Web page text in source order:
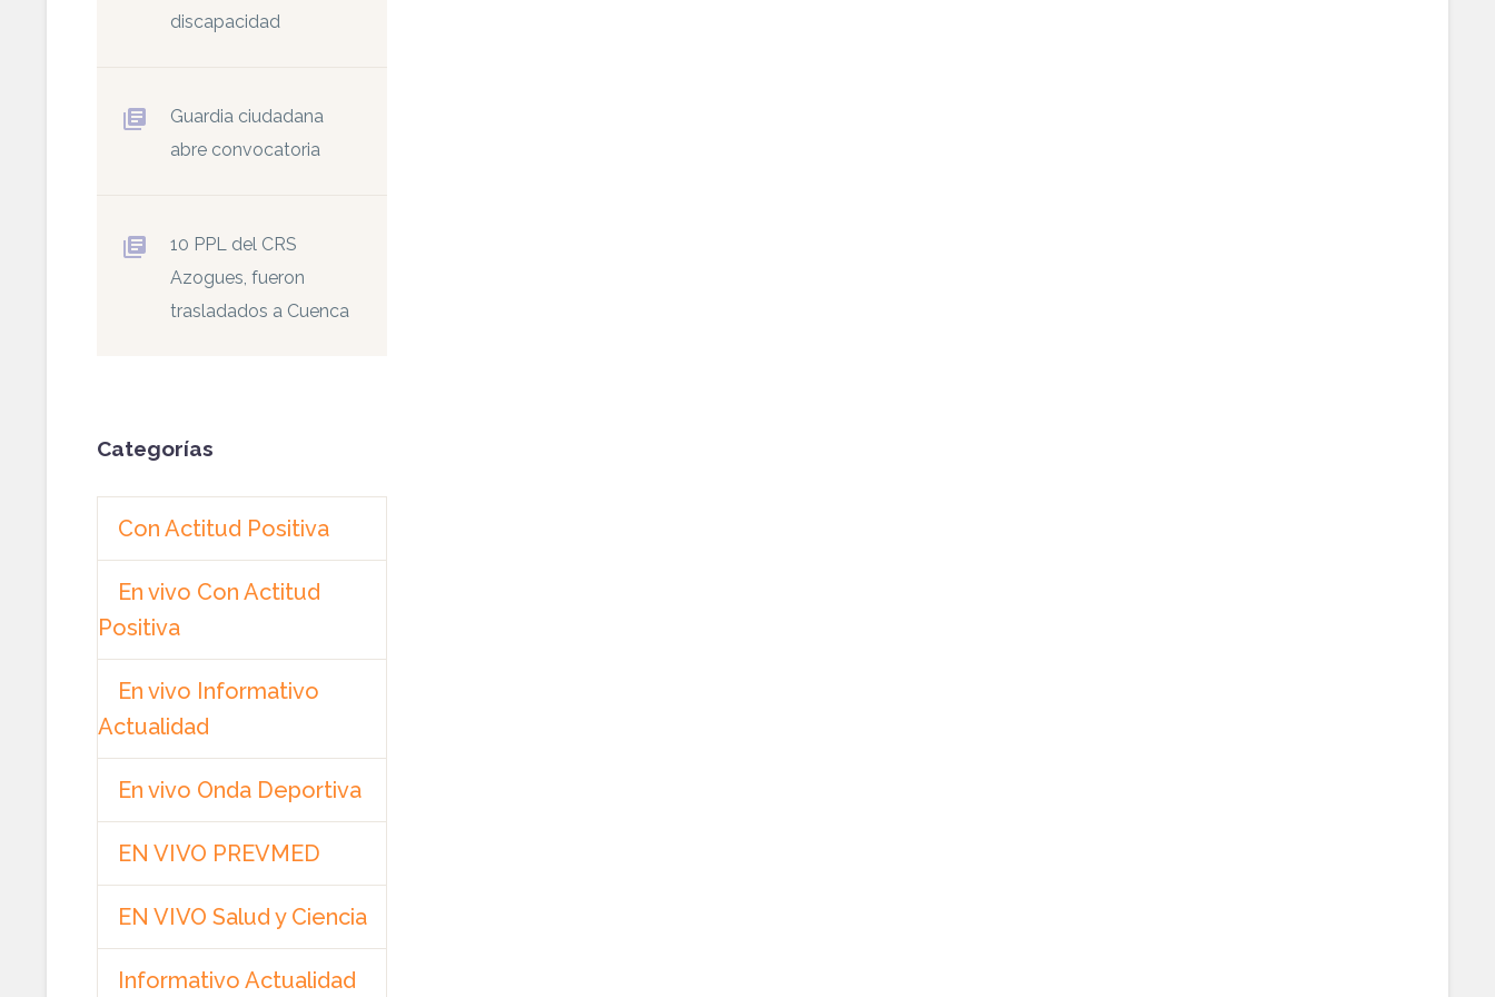
discapacidad
Guardia ciudadana
abre convocatoria
10 PPL del CRS
Azogues, fueron
trasladados a Cuenca
Categorías
Con Actitud Positiva
En vivo Con Actitud
Positiva
En vivo Informativo
Actualidad
En vivo Onda Deportiva
EN VIVO PREVMED
EN VIVO Salud y Ciencia
Informativo Actualidad